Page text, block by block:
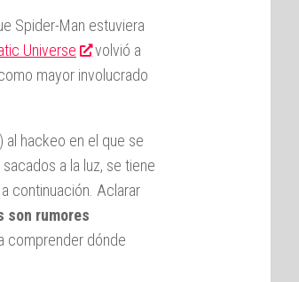
Spider-Man estuviera
Universe
volvió a
mayor involucrado
al hackeo en el que se
a la luz, se tiene
continuación. Aclarar
son rumores
comprender dónde